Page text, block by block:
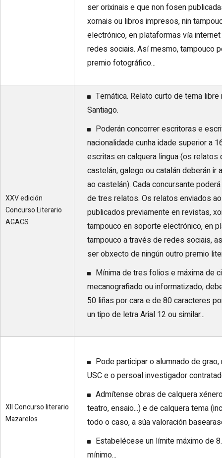
ser orixinais e que non fosen
xornais ou libros impresos, nin
electrónico, en plataformas vía
redes sociais. Así mesmo, tampouco
premio fotográfico...
XXV edición
Concurso Literario
AGACS
Temática. Relato curto de tema
Santiago.
Poderán concorrer escritoras e
nacionalidade cunha idade superior a
escritas en calquera lingua (os
castelán, galego ou catalán deberán ir
ao castelán). Cada concursante
de tres relatos. Os relatos enviados
publicados previamente en revistas,
tampouco en soporte electrónico, en
tampouco a través de redes sociais,
ser obxecto de ningún outro premio
Mínima de tres folios e máxima de
mecanografiado ou informatizado,
50 liñas por cara e de 80 caracteres
un tipo de letra Arial 12 ou similar...
XII Concurso literario
Mazarelos
Pode participar o alumnado de
USC e o persoal investigador
Admítense obras de calquera
teatro, ensaio...) e de calquera tema
todo o caso, a súa valoración
Estabelécese un límite máximo de
mínimo...